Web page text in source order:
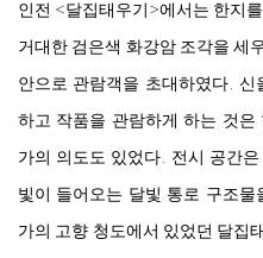
인전 <달집태우기 >에서는 한지
거대한 검은색 화강암 조각을 세
안으로 관람객을 초대하였다.
하고 작품을 관람하게 하는 것
가의 의도도 있었다. 전시 공간
빛이 들어오는 달빛 통로 구조
가의 고향 청도에서 있었던 달집